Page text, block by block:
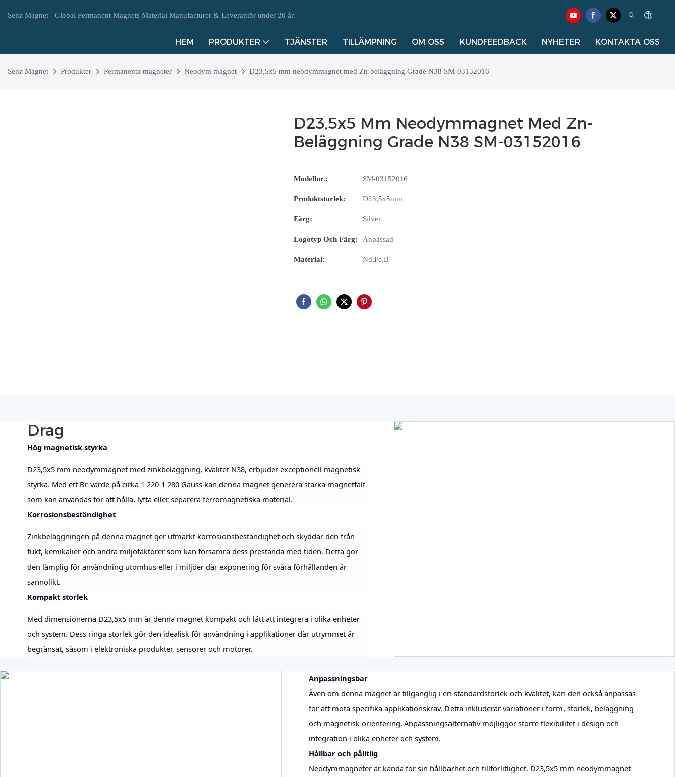
Senz Magnet - Global Permanent Magnets Material Manufacturer & Leverantör under 20 år.
HEM PRODUKTER TJÄNSTER TILLÄMPNING OM OSS KUNDFEEDBACK NYHETER KONTAKTA OSS
Senz Magnet Produkter Permanenta magneter Neodym magnet D23,5x5 mm neodymmagnet med Zn-beläggning Grade N38 SM-03152016
D23,5x5 Mm Neodymmagnet Med Zn-
Beläggning Grade N38 SM-03152016
Modellnr.: SM-03152016
Produktstorlek: D23,5x5mm
Färg: Silver
Logotyp Och Färg: Anpassad
Material: Nd,Fe,B
Drag
Hög magnetisk styrka
D23,5x5 mm neodymmagnet med zinkbeläggning, kvalitet N38, erbjuder exceptionell magnetisk
styrka. Med ett Br-värde på cirka 1 220-1 280 Gauss kan denna magnet generera starka magnetfält
som kan användas för att hålla, lyfta eller separera ferromagnetiska material.
Korrosionsbeständighet
Zinkbeläggningen på denna magnet ger utmärkt korrosionsbeständighet och skyddar den från
fukt, kemikalier och andra miljöfaktorer som kan försämra dess prestanda med tiden. Detta gör
den lämplig för användning utomhus eller i miljöer där exponering för svåra förhållanden är
sannolikt.
Kompakt storlek
Med dimensionerna D23,5x5 mm är denna magnet kompakt och lätt att integrera i olika enheter
och system. Dess ringa storlek gör den idealisk för användning i applikationer där utrymmet är
begränsat, såsom i elektroniska produkter, sensorer och motorer.
Anpassningsbar
Även om denna magnet är tillgänglig i en standardstorlek och kvalitet, kan den också anpassas
för att möta specifika applikationskrav. Detta inkluderar variationer i form, storlek, beläggning
och magnetisk orientering. Anpassningsalternativ möjliggör större flexibilitet i design och
integration i olika enheter och system.
Hållbar och pålitlig
Neodymmagneter är kända för sin hållbarhet och tillförlitlighet. D23,5x5 mm neodymmagnet